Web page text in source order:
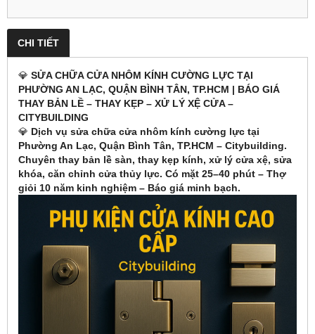
CHI TIẾT
💎 SỬA CHỮA CỬA NHÔM KÍNH CƯỜNG LỰC TẠI
PHƯỜNG AN LẠC, QUẬN BÌNH TÂN, TP.HCM | BÁO GIÁ
THAY BẢN LỀ – THAY KẸP – XỬ LÝ XỆ CỬA –
CITYBUILDING
💎 Dịch vụ sửa chữa cửa nhôm kính cường lực tại
Phường An Lạc, Quận Bình Tân, TP.HCM – Citybuilding.
Chuyên thay bản lề sàn, thay kẹp kính, xử lý cửa xệ, sửa
khóa, căn chỉnh cửa thủy lực. Có mặt 25–40 phút – Thợ
giỏi 10 năm kinh nghiệm – Báo giá minh bạch.